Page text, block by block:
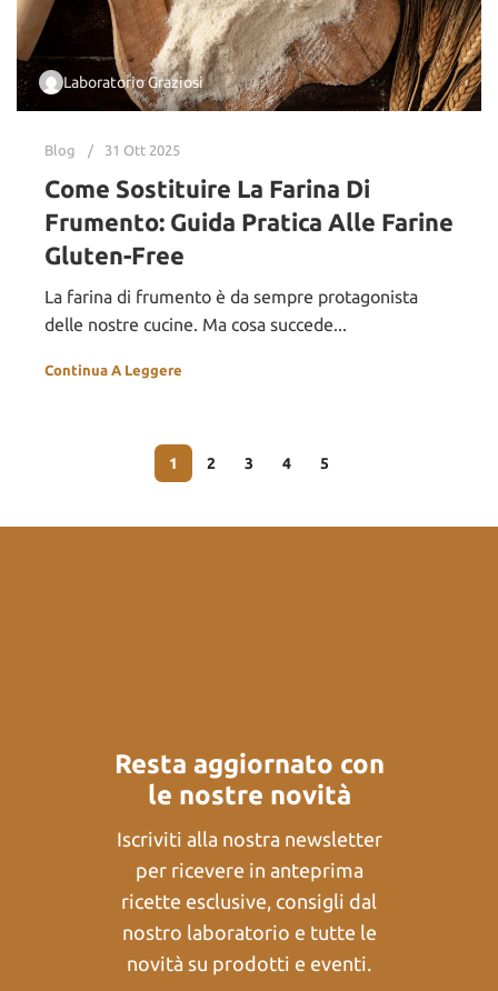
Laboratorio Graziosi
Blog 31 Ott 2025
Come Sostituire La Farina Di
Frumento: Guida Pratica Alle Farine
Gluten-Free
La farina di frumento è da sempre protagonista
delle nostre cucine. Ma cosa succede...
Continua A Leggere
1 2 3 4 5
Resta aggiornato con
le nostre novità
Iscriviti alla nostra newsletter
per ricevere in anteprima
ricette esclusive, consigli dal
nostro laboratorio e tutte le
novità su prodotti e eventi.